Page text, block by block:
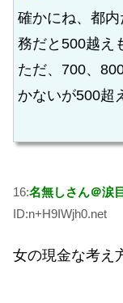
確かにね、都
務だと500越え
ただ、700、
かないが500超
16:名無しさん＠涙
ID:n+H9IWjh0.net
女の現金な考え